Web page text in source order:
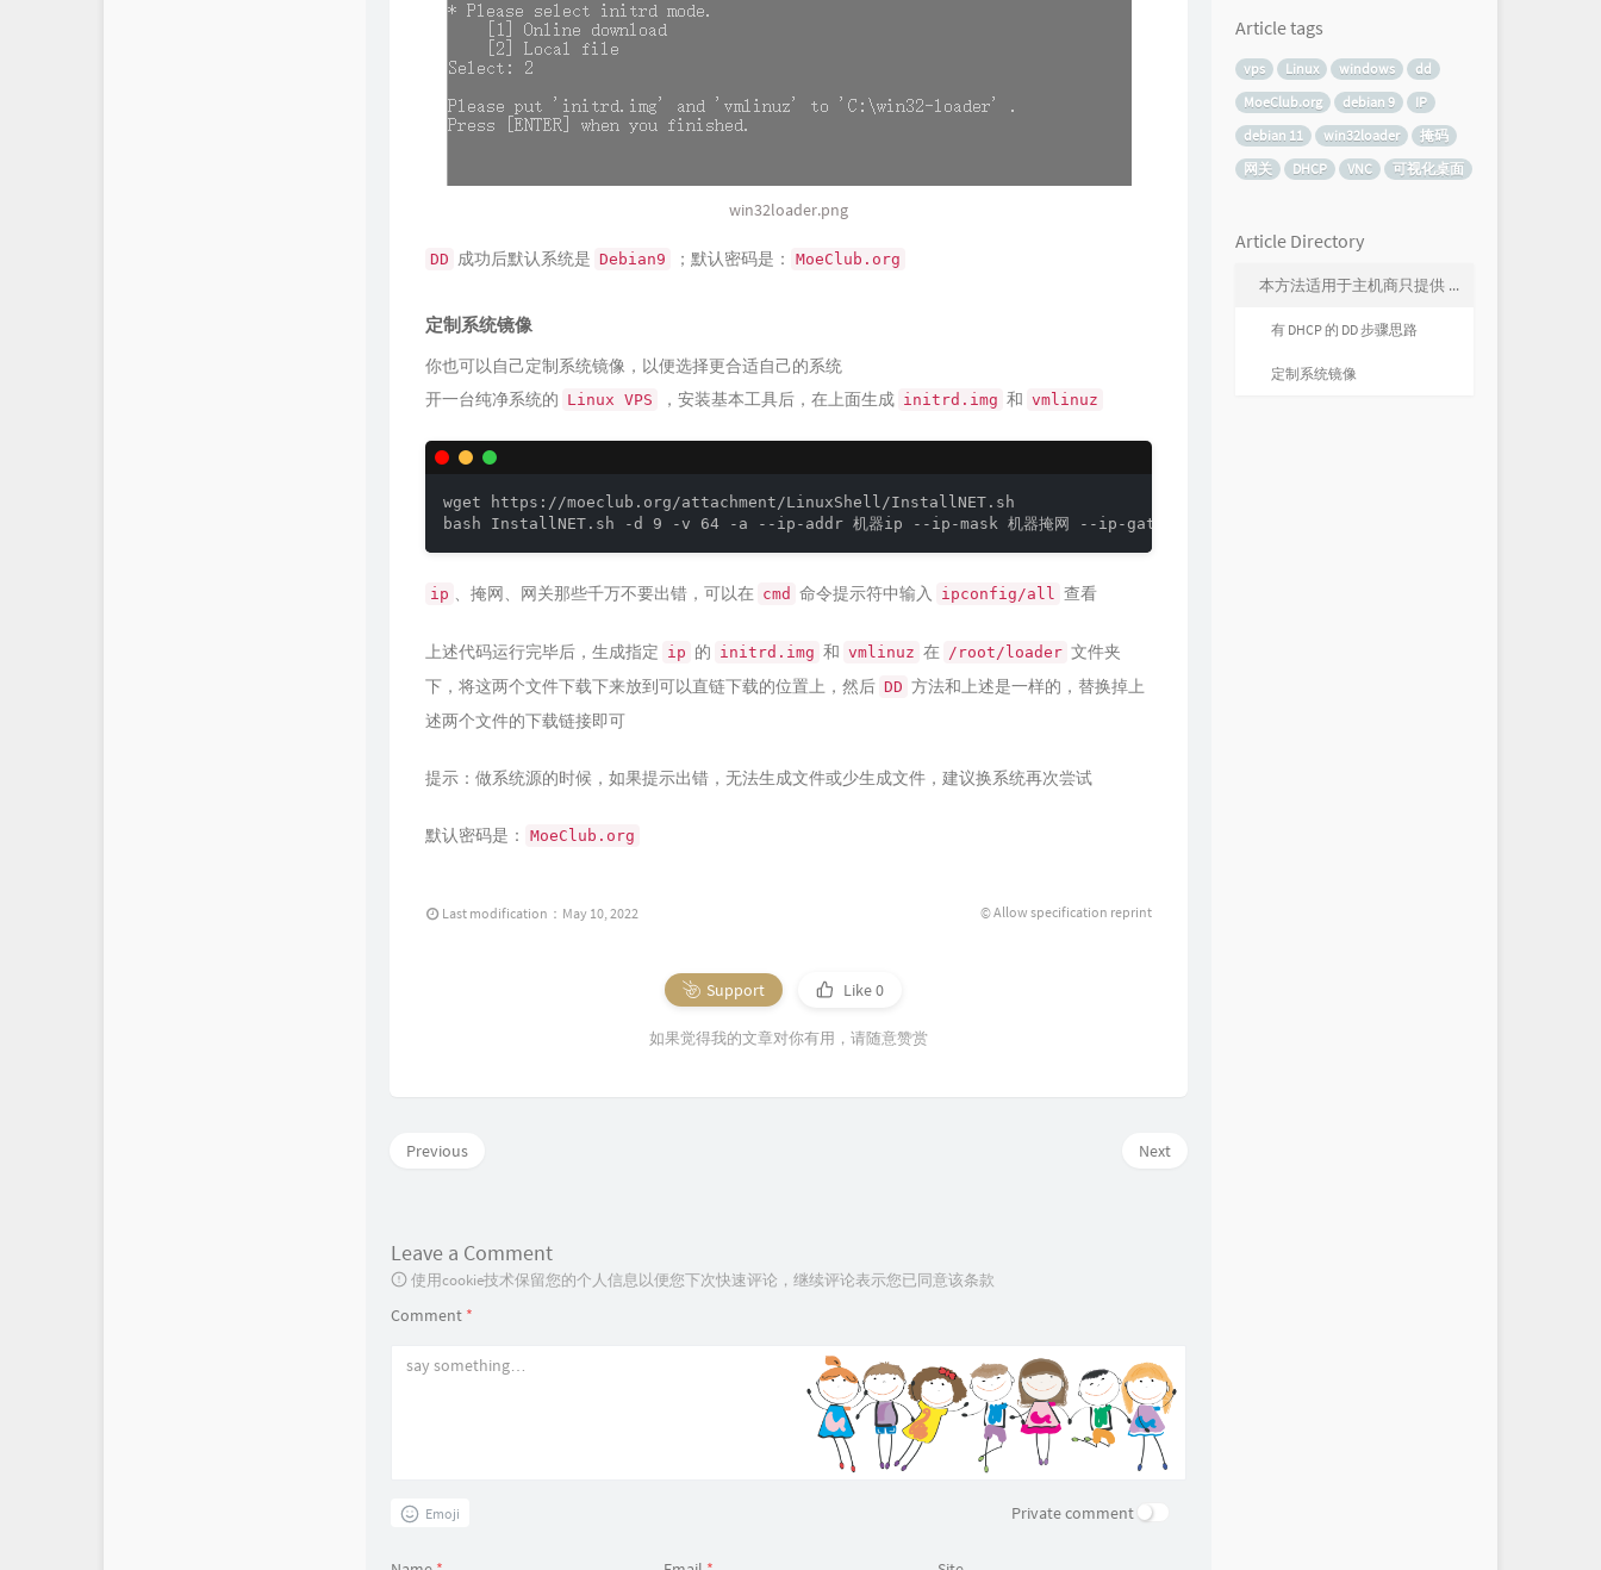
win32loader.png
DD 成功后默认系统是 Debian9 ；默认密码是： MoeClub.org
定制系统镜像
你也可以自己定制系统镜像，以便选择更合适自己的系统
开一台纯净系统的 Linux VPS ，安装基本工具后，在上面生成 initrd.img 和 vmlinuz
wget https://moeclub.org/attachment/LinuxShell/InstallNET.sh
ip 、掩网、网关那些千万不要出错，可以在 cmd 命令提示符中输入 ipconfig/all 查看
上述代码运行完毕后，生成指定 ip 的 initrd.img 和 vmlinuz 在 /root/loader 文件夹
下，将这两个文件下载下来放到可以直链下载的位置上，然后 DD 方法和上述是一样的，替换掉上
述两个文件的下载链接即可
提示：做系统源的时候，如果提示出错，无法生成文件或少生成文件，建议换系统再次尝试
默认密码是： MoeClub.org
Last modification：May 10, 2022 © Allow specification reprint
Support Like0
如果觉得我的文章对你有用，请随意赞赏
Next
Previous
Leave a Comment
使用cookie技术保留您的个人信息以便您下次快速评论，继续评论表示您已同意该条款
Comment *
Emoji Private comment
Article tags
vps Linux windows
dd
MoeClub.org
debian 9
IP
debian 11
win32loader
掩码
网关
DHCP VNC 可视化桌面
Article Directory
本方法适用于主机商只提供 Windows 系统，有或者无 VNC，有或者无 DHCP ，有或者无可视化桌面的 Windows VPS 需要重装为 Linux 的场景,在这种方法中 VNC 存不存在并不重要，因为不需要在 VNC 中操作什么，VNC 可以用来观看 DD 进度，并无其它作用。
有 DHCP 的 DD 步骤思路
定制系统镜像